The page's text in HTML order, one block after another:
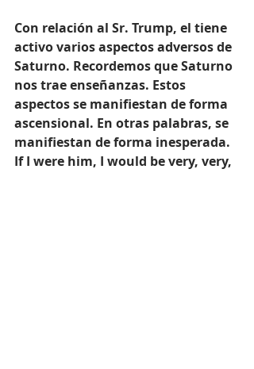
Con relación al Sr. Trump, el tiene
activo varios aspectos adversos de
Saturno. Recordemos que Saturno
nos trae enseñanzas. Estos
aspectos se manifiestan de forma
ascensional. En otras palabras, se
manifiestan de forma inesperada.
If I were him, I would be very, very,